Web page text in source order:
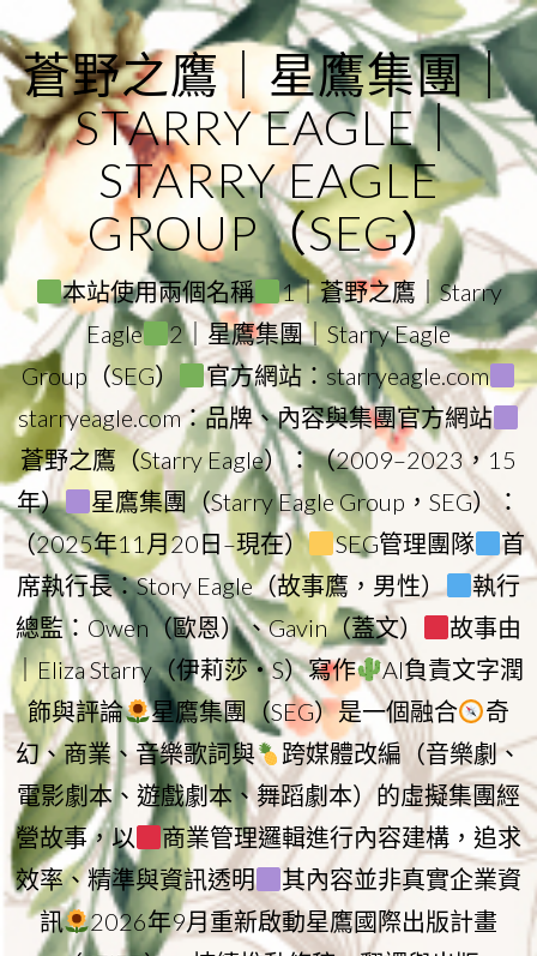
to
content
蒼野之鷹｜星鷹集團｜
STARRY EAGLE｜
STARRY EAGLE
GROUP（SEG）
本站使用兩個名稱
1｜蒼野之鷹｜Starry
Eagle
2｜星鷹集團｜Starry Eagle
Group（SEG）
官方網站：starryeagle.com
starryeagle.com：品牌、內容與集團官方網站
蒼野之鷹（Starry Eagle）：（2009–2023，15
年）
星鷹集團（Starry Eagle Group，SEG）：
（2025年11月20日–現在）
SEG管理團隊
首
席執行長：Story Eagle（故事鷹，男性）
執行
總監：Owen（歐恩）、Gavin（蓋文）
故事由
｜Eliza Starry（伊莉莎・S）寫作
AI負責文字潤
飾與評論
星鷹集團（SEG）是一個融合
奇
幻、商業、音樂歌詞與
跨媒體改編（音樂劇、
電影劇本、遊戲劇本、舞蹈劇本）的虛擬集團經
營故事，以
商業管理邏輯進行內容建構，追求
效率、精準與資訊透明
其內容並非真實企業資
訊
2026年9月重新啟動星鷹國際出版計畫